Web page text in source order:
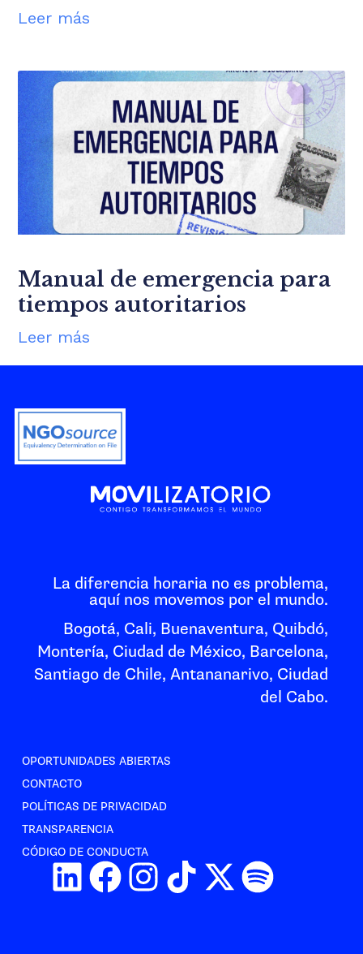
Leer más
Manual de emergencia para
tiempos autoritarios
Leer más
OPORTUNIDADES ABIERTAS
CONTACTO
POLÍTICAS DE PRIVACIDAD
TRANSPARENCIA
CÓDIGO DE CONDUCTA
La diferencia horaria no es problema,
aquí nos movemos por el mundo.
Bogotá, Cali, Buenaventura, Quibdó,
Montería, Ciudad de México, Barcelona,
Santiago de Chile, Antananarivo, Ciudad
del Cabo.